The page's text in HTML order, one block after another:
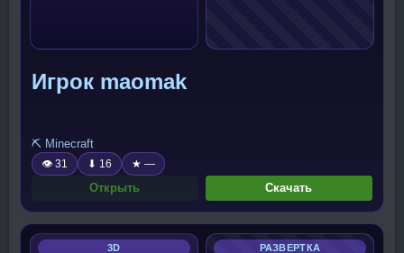
Игрок maomak
⛏️ Minecraft
👁 31 ⬇ 16 ★ —
Открыть Скачать
3D РАЗВЕРТКА